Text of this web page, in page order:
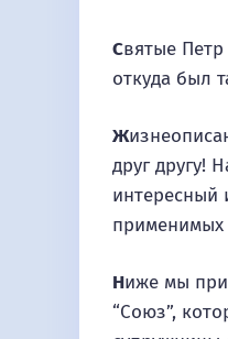
Святые
откуда был
Ж
друг другу!
интересный
применимых
Ниже мы
“Союз”,